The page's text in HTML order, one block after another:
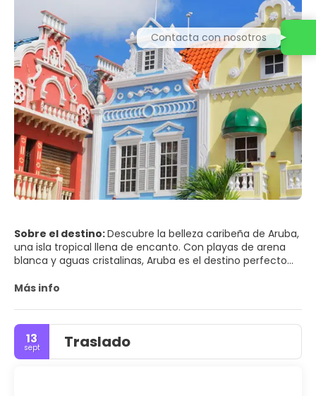
Sobre el destino:Descubre la belleza caribeña de Aruba,
una isla tropical llena de encanto. Con playas de arena
blanca y aguas cristalinas, Aruba es el destino perfecto
gastronomía local y explora su rica historia. Con resorts all
inclusive y una amplia gama de actividades acuáticas,
Aruba te espera con los brazos abiertos.⁣
Más info
13
sept Traslado